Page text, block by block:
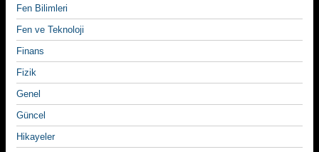
Fen Bilimleri
Fen ve Teknoloji
Finans
Fizik
Genel
Güncel
Hikayeler